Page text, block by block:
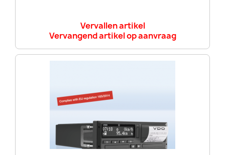
Vervallen artikel
Vervangend artikel op aanvraag